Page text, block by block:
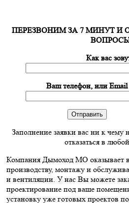
ПЕРЕЗВОНИМ ЗА 7 МИНУТ И
Как вас
Ваш телефон, или Email
Заполнение заявки вас ни к чему
отказаться в
Компания Дымоход МО оказывает
производству, монтажу и
и вентиляции. У нас Вы можете
проектирование под ваше
установку уже готовых проектов